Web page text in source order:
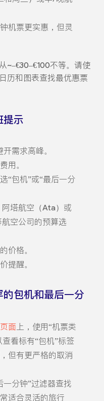
机票更实惠，但灵
~–€30–€100不等。请使
历和图表查找最优惠票
提示
需求高峰。
用。
选“包机”或“最后一分
阿塔航空（Ata）或
空公司的预算选
价格。
提醒。
包机和最后一分
面 上，使用“机票类
看标有“包机”标签
但有更严格的取消
一分钟”过滤器查找
适合灵活的旅行